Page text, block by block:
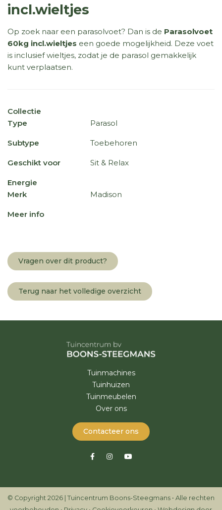
incl.wieltjes
Op zoek naar een parasolvoet? Dan is de Parasolvoet
60kg incl.wieltjes een goede mogelijkheid. Deze voet
is inclusief wieltjes, zodat je de parasol gemakkelijk
kunt verplaatsen.
Collectie
Type
Parasol
Subtype Toebehoren
Geschikt voor Sit & Relax
Energie
Merk
Madison
Meer info
Vragen over dit product?
Terug naar het volledige overzicht
Tuinmachines
Tuinhuizen
Tuinmeubelen
Over ons
Contacteer ons
© Copyright 2026 | Tuincentrum Boons-Steegmans • Alle rechten